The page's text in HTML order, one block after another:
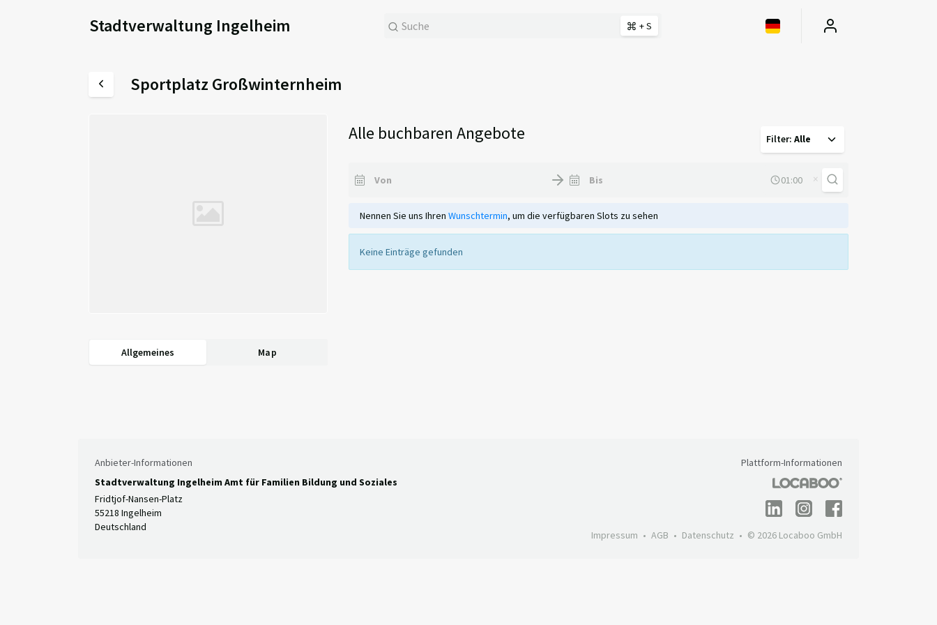
Stadtverwaltung Ingelheim + S
Sportplatz Großwinternheim
Allgemeines Map
Alle buchbaren Angebote Filter: Alle
×
Nennen Sie uns IhrenWunschtermin, um die verfügbaren Slots zu sehen
Keine Einträge gefunden
Anbieter-Informationen
Stadtverwaltung Ingelheim Amt für Familien Bildung und Soziales
Fridtjof-Nansen-Platz
55218 Ingelheim
Deutschland
Plattform-Informationen
Impressum AGB Datenschutz © 2026 Locaboo GmbH